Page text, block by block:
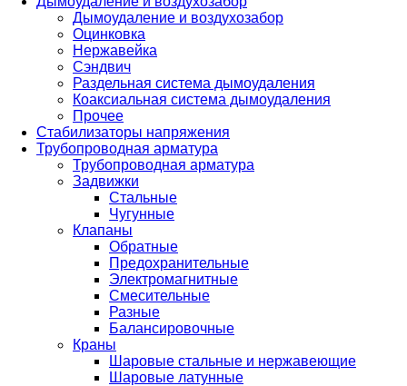
Дымоудаление и воздухозабор
Оцинковка
Нержавейка
Сэндвич
Раздельная система дымоудаления
Коаксиальная система дымоудаления
Прочее
Стабилизаторы напряжения
Трубопроводная арматура
Трубопроводная арматура
Задвижки
Стальные
Чугунные
Клапаны
Обратные
Предохранительные
Электромагнитные
Смесительные
Разные
Балансировочные
Краны
Шаровые стальные и нержавеющие
Шаровые латунные